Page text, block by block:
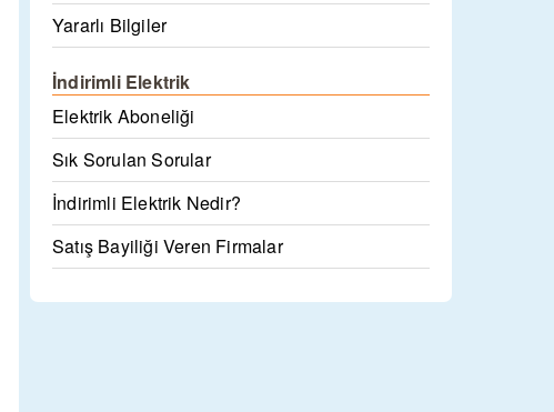
Yararlı Bilgiler
İndirimli Elektrik
Elektrik Aboneliği
Sık Sorulan Sorular
İndirimli Elektrik Nedir?
Satış Bayiliği Veren Firmalar